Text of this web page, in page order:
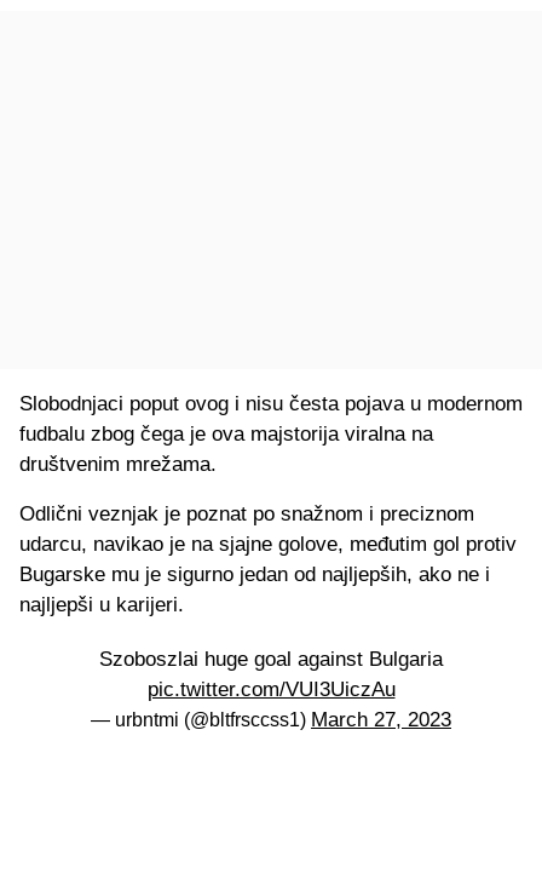
Slobodnjaci poput ovog i nisu česta pojava u modernom
fudbalu zbog čega je ova majstorija viralna na
društvenim mrežama.
Odlični veznjak je poznat po snažnom i preciznom
udarcu, navikao je na sjajne golove, međutim gol protiv
Bugarske mu je sigurno jedan od najljepših, ako ne i
najljepši u karijeri.
Szoboszlai huge goal against Bulgaria
pic.twitter.com/VUI3UiczAu
— urbntmi (@bltfrsccss1) March 27, 2023